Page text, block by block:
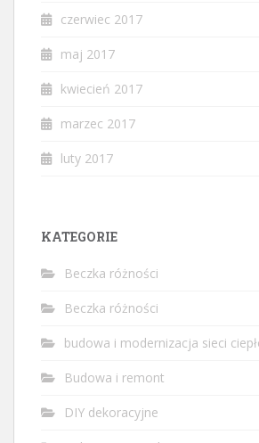
czerwiec 2017
maj 2017
kwiecień 2017
marzec 2017
luty 2017
KATEGORIE
Beczka różności
Beczka różności
budowa i modernizacja sieci
Budowa i remont
DIY dekoracyjne